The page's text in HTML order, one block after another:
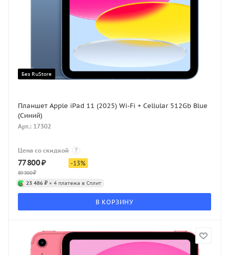
Без RuStore
Планшет Apple iPad 11 (2025) Wi-Fi + Cellular 512Gb Blue
(Синий)
Арт.: 17302
Цена со скидкой ?
77 800₽
89 500₽
-13%
23 486 ₽ × 4 платежа в Сплит
В КОРЗИНУ